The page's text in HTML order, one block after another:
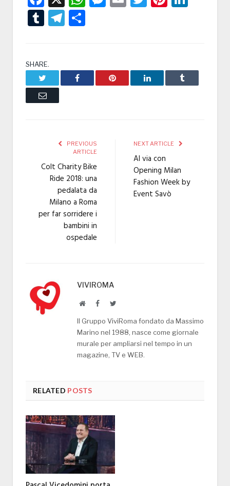
TumblrTelegram
SHARE.
Facebook Pinterest LinkedIn Tumblr
Email
PREVIOUS
ARTICLE
Colt Charity Bike
Ride 2018: una
pedalata da
Milano a Roma
per far sorridere i
bambini in
ospedale
NEXT ARTICLE
Al via con
Opening Milan
Fashion Week by
Event Savò
VIVIROMA
WebsiteFacebookTwitter
Il Gruppo ViviRoma fondato da Massimo
Marino nel 1988, nasce come giornale
murale per ampliarsi nel tempo in un
magazine, TV e WEB.
RELATED POSTS